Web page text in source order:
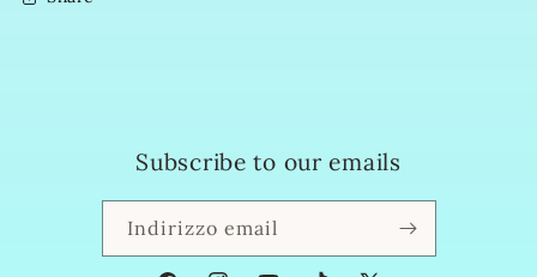
Subscribe to our emails
Indirizzo email